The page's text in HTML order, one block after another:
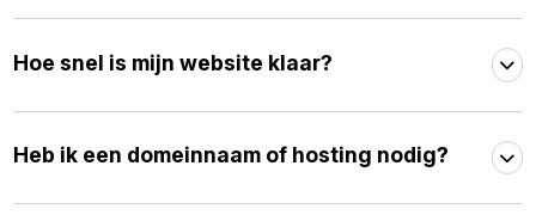
Hoe snel is mijn website klaar?
Heb ik een domeinnaam of hosting nodig?